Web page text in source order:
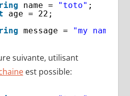
name = "toto" ;
age = 22;
message = "my name
suivante, utilisant
est possible: